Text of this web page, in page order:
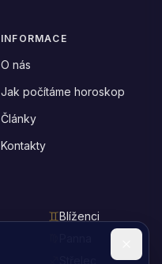
INFORMACE
O nás
Jak počítáme horoskop
Články
Kontakty
Blíženci